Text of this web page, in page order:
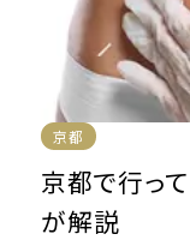
京都
京都で行っ
が解説